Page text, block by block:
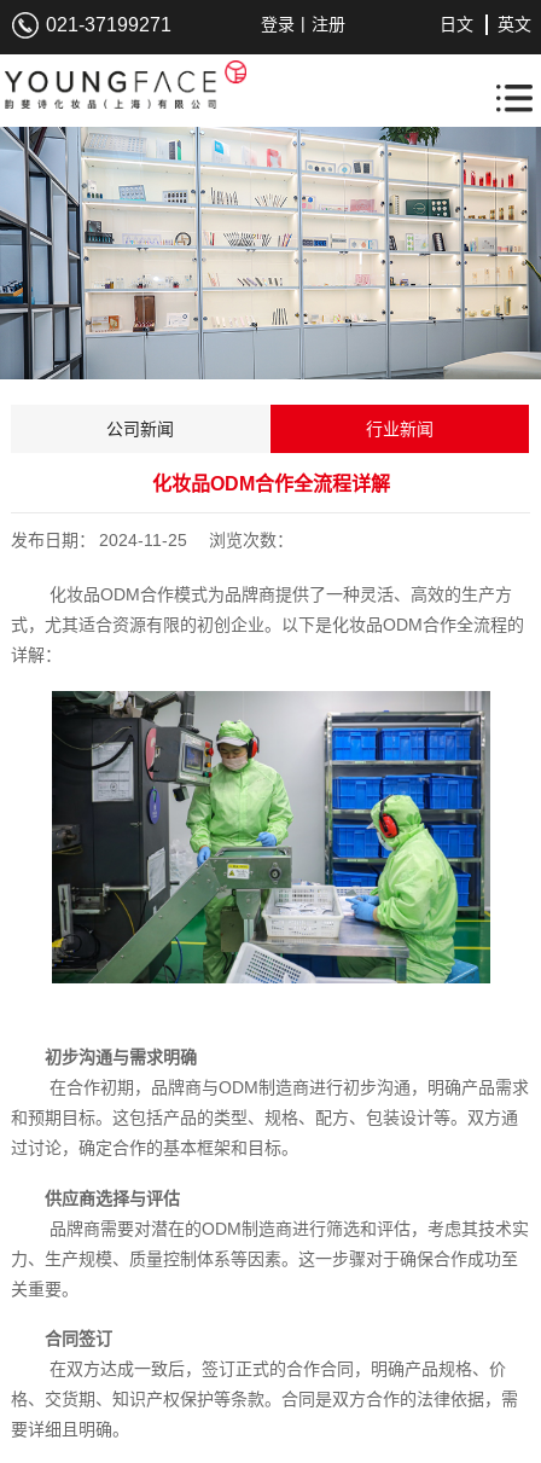
021-37199271 登录 | 注册 英文
日文
公司新闻 行业新闻
化妆品ODM合作全流程详解
发布日期： 2024-11-25 浏览次数：
化妆品ODM合作模式为品牌商提供了一种灵活、高效的生产方
式，尤其适合资源有限的初创企业。以下是化妆品ODM合作全流程的
详解：
初步沟通与需求明确
在合作初期，品牌商与ODM制造商进行初步沟通，明确产品需求
和预期目标。这包括产品的类型、规格、配方、包装设计等。双方通
过讨论，确定合作的基本框架和目标。
供应商选择与评估
品牌商需要对潜在的ODM制造商进行筛选和评估，考虑其技术实
力、生产规模、质量控制体系等因素。这一步骤对于确保合作成功至
关重要。
合同签订
在双方达成一致后，签订正式的合作合同，明确产品规格、价
格、交货期、知识产权保护等条款。合同是双方合作的法律依据，需
要详细且明确。